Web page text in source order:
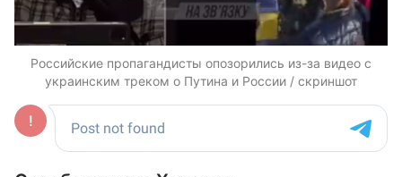
Российские пропагандисты опозорились из-за видео с
украинским треком о Путина и России / скриншот